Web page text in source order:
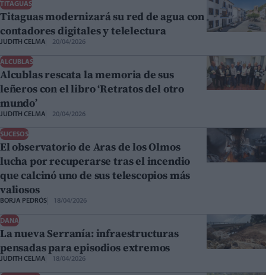
TITAGUAS
Titaguas modernizará su red de agua con
contadores digitales y telelectura
JUDITH CELMA 20/04/2026
ALCUBLAS
Alcublas rescata la memoria de sus
leñeros con el libro ‘Retratos del otro
mundo’
JUDITH CELMA 20/04/2026
SUCESOS
El observatorio de Aras de los Olmos
lucha por recuperarse tras el incendio
que calcinó uno de sus telescopios más
valiosos
BORJA PEDRÓS 18/04/2026
DANA
La nueva Serranía: infraestructuras
pensadas para episodios extremos
JUDITH CELMA 18/04/2026